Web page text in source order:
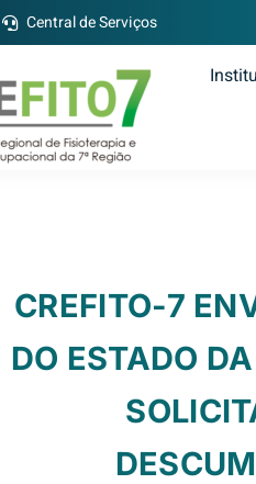
Central de Serviços
CREFITO-7
DO ESTADO